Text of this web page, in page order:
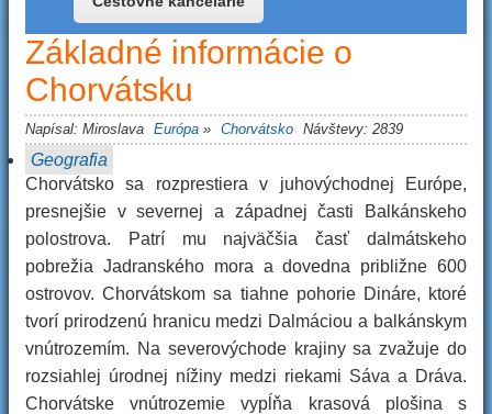
Základné informácie o
Chorvátsku
Napísal: Miroslava Európa » Chorvátsko Návštevy: 2839
Geografia
Chorvátsko sa rozprestiera v juhovýchodnej Európe,
presnejšie v severnej a západnej časti Balkánskeho
polostrova. Patrí mu najväčšia časť dalmátskeho
pobrežia Jadranského mora a dovedna približne 600
ostrovov. Chorvátskom sa tiahne pohorie Dináre, ktoré
tvorí prirodzenú hranicu medzi Dalmáciou a balkánskym
vnútrozemím. Na severovýchode krajiny sa zvažuje do
rozsiahlej úrodnej nížiny medzi riekami Sáva a Dráva.
Chorvátske vnútrozemie vypĺňa krasová plošina s